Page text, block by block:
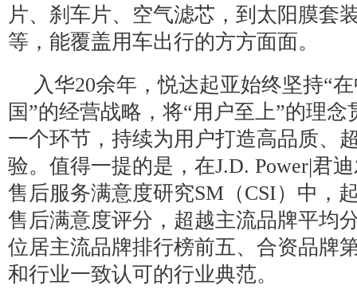
片、刹车片、空气滤芯，到太阳膜套
等，能覆盖用车出行的方方面面。
入华20余年，悦达起亚始终坚持“
国”的经营战略，将“用户至上”的理
一个环节，持续为用户打造高品质、
验。值得一提的是，在J.D. Power|君
售后服务满意度研究SM（CSI）中，
售后满意度评分，超越主流品牌平均
位居主流品牌排行榜前五、合资品牌
和行业一致认可的行业典范。